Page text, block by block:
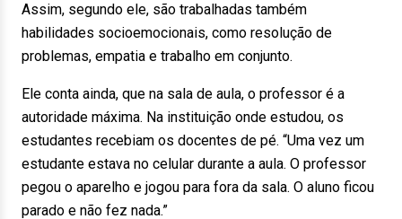
Assim, segundo ele, são trabalhadas também
habilidades socioemocionais, como resolução de
problemas, empatia e trabalho em conjunto.
Ele conta ainda, que na sala de aula, o professor é a
autoridade máxima. Na instituição onde estudou, os
estudantes recebiam os docentes de pé. “Uma vez um
estudante estava no celular durante a aula. O professor
pegou o aparelho e jogou para fora da sala. O aluno ficou
parado e não fez nada.”